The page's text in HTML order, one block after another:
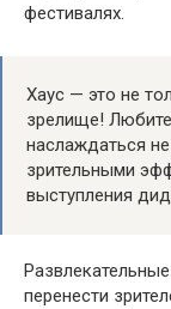
фестивалях.
Хаус — это не
зрелище!
наслаждаться
зрительными
выступления
перенести